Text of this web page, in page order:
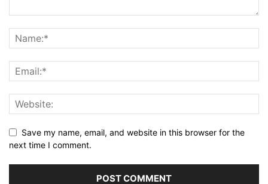
Save my name, email, and website in this browser for the
next time I comment.